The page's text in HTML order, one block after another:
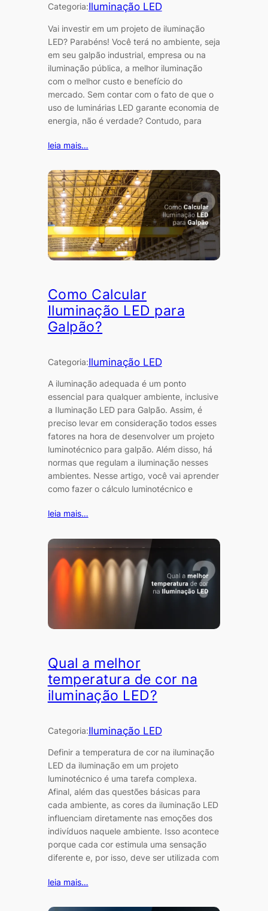
Categoria:Iluminação LED
Vai investir em um projeto de iluminação
LED? Parabéns! Você terá no ambiente, seja
em seu galpão industrial, empresa ou na
iluminação pública, a melhor iluminação
com o melhor custo e benefício do
mercado. Sem contar com o fato de que o
uso de luminárias LED garante economia de
energia, não é verdade? Contudo, para
leia mais…
Como Calcular
Iluminação LED para
Galpão?
Categoria:Iluminação LED
A iluminação adequada é um ponto
essencial para qualquer ambiente, inclusive
a Iluminação LED para Galpão. Assim, é
preciso levar em consideração todos esses
fatores na hora de desenvolver um projeto
luminotécnico para galpão. Além disso, há
normas que regulam a iluminação nesses
ambientes. Nesse artigo, você vai aprender
como fazer o cálculo luminotécnico e
leia mais…
Qual a melhor
temperatura de cor na
iluminação LED?
Categoria:Iluminação LED
Definir a temperatura de cor na iluminação
LED da iluminação em um projeto
luminotécnico é uma tarefa complexa.
Afinal, além das questões básicas para
cada ambiente, as cores da iluminação LED
influenciam diretamente nas emoções dos
indivíduos naquele ambiente. Isso acontece
porque cada cor estimula uma sensação
diferente e, por isso, deve ser utilizada com
leia mais…